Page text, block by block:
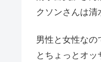
クソンさんは清
男性と女性なの
とちょっとオッ